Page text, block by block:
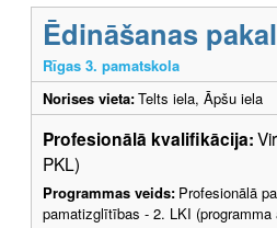
Ēdināšanas
Rīgas 3. pamatskola
Norises vieta:Telts iela, Āpšu iela
Profesionālā kvalifikācija:
PKL)
Programmas veids: Profesionālā
pamatizglītības - 2. LKI (programma